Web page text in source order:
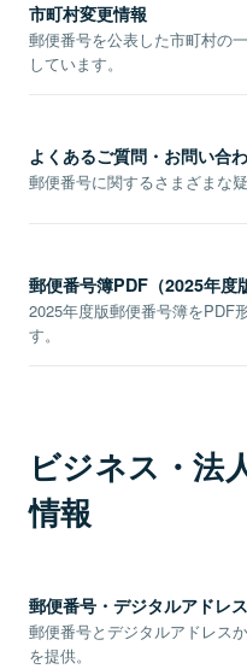
市町村変更情報
郵便番号を公表した市町村の
しています。
よくあるご質問・お問い合
郵便番号に関するさまざまな
郵便番号簿PDF（2025年度
2025年度版郵便番号簿をPDF
す。
ビジネス・法
情報
郵便番号・デジタルアドレ
郵便番号とデジタルアドレス
を提供。